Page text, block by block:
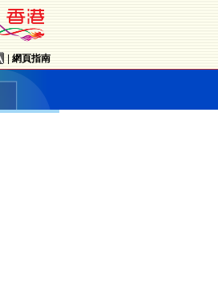
網頁指南